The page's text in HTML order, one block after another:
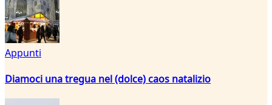
Appunti
Diamoci una tregua nel (dolce) caos natalizio